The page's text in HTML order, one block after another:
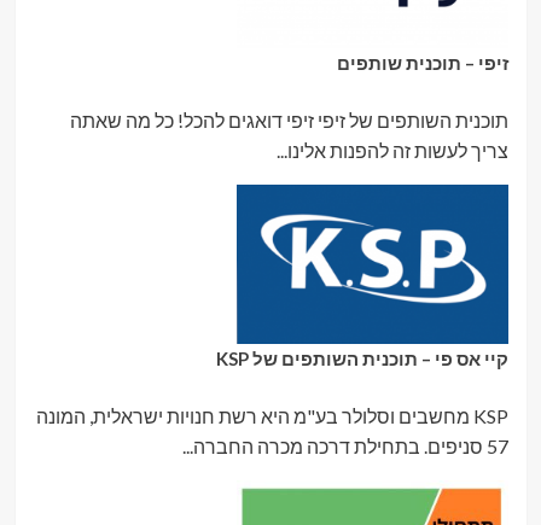
זיפי – תוכנית שותפים
תוכנית השותפים של זיפי זיפי דואגים להכל! כל מה שאתה
צריך לעשות זה להפנות אלינו...
קיי אס פי – תוכנית השותפים של KSP
KSP מחשבים וסלולר בע"מ היא רשת חנויות ישראלית, המונה
57 סניפים. בתחילת דרכה מכרה החברה...